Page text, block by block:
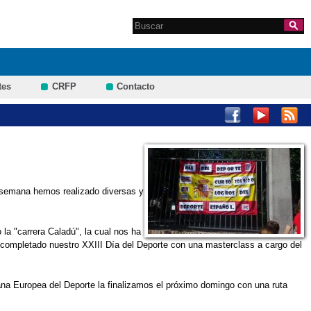
Formulario de
Search this site
CRFP Contacto
hemos realizado diversas y
"carrera Caladú", la cual nos ha
nuestro XXIII Día del Deporte con una masterclass a cargo del
Europea del Deporte la finalizamos el próximo domingo con una ruta